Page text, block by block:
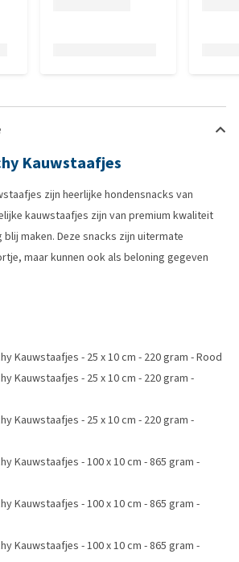
Kauwstaafjes
zijn heerlijke hondensnacks van
kauwstaafjes zijn van premium kwaliteit
maken. Deze snacks zijn uitermate
maar kunnen ook als beloning gegeven
Kauwstaafjes - 25 x 10 cm - 220 gram - Rood
Kauwstaafjes - 25 x 10 cm - 220 gram -
Kauwstaafjes - 25 x 10 cm - 220 gram -
Kauwstaafjes - 100 x 10 cm - 865 gram -
Kauwstaafjes - 100 x 10 cm - 865 gram -
Kauwstaafjes - 100 x 10 cm - 865 gram -